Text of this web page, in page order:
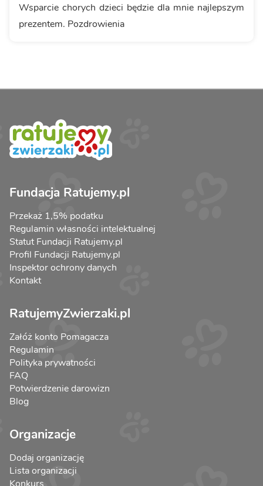
Wsparcie chorych dzieci będzie dla mnie najlepszym
prezentem. Pozdrowienia
Fundacja Ratujemy.pl
Przekaż 1,5% podatku
Regulamin własności intelektualnej
Statut Fundacji Ratujemy.pl
Profil Fundacji Ratujemy.pl
Inspektor ochrony danych
Kontakt
RatujemyZwierzaki.pl
Załóż konto Pomagacza
Regulamin
Polityka prywatności
FAQ
Potwierdzenie darowizn
Blog
Organizacje
Dodaj organizację
Lista organizacji